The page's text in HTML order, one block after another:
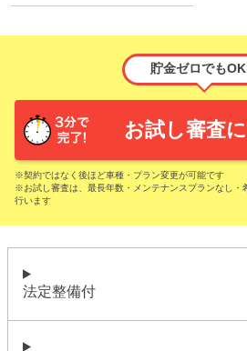
貯金ゼロでもOK
お試し審査
※契約ではなく後ほど車種・プラン変更が可能です
※お試し審査は、最長年数・メンテナンスプランなし・
行います
法定整備付